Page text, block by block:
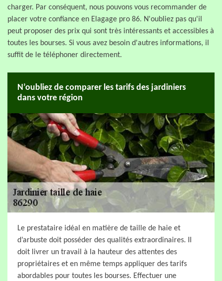
charger. Par conséquent, nous pouvons vous recommander de
placer votre confiance en Elagage pro 86. N'oubliez pas qu'il
peut proposer des prix qui sont très intéressants et accessibles à
toutes les bourses. Si vous avez besoin d'autres informations, il
suffit de le téléphoner directement.
N’oubliez de comparer les tarifs des jardiniers
dans votre région
Le prestataire idéal en matière de taille de haie et
d’arbuste doit posséder des qualités extraordinaires. Il
doit livrer un travail à la hauteur des attentes des
propriétaires et en même temps appliquer des tarifs
abordables pour toutes les bourses. Effectuer une